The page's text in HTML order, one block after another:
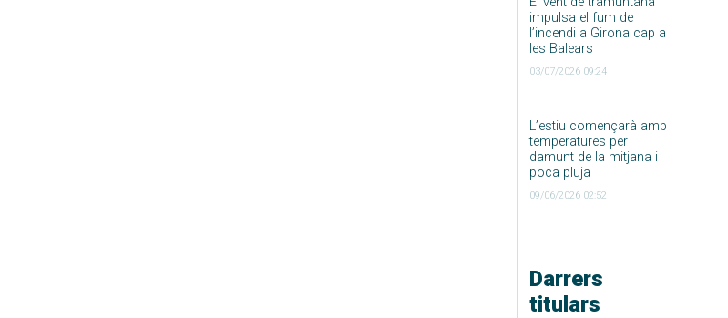
impulsa el fum de
l’incendi a Girona cap a
les Balears
03/07/2026 09:24
L’estiu començarà amb
temperatures per
damunt de la mitjana i
poca pluja
09/06/2026 02:52
Darrers
titulars